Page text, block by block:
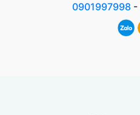
0901997998 -